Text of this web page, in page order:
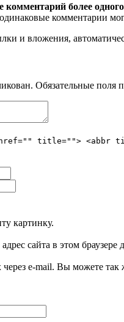
более одного
комментарии
и вложения,
Обязательные поля
title=""> <abbr
картинку.
сайта в этом
e-mail. Вы можете так